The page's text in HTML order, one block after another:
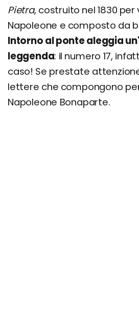
Pietra, costruito nel 1830 per
Napoleone e composto da
Intorno al ponte aleggia
leggenda: il numero 17,
caso! Se prestate
lettere che compongono
Napoleone Bonaparte.